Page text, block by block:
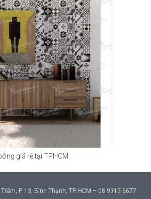
giá rẻ tại TPHCM
P. 13, Bình Thạnh, TP. HCM – 08 9915 6677